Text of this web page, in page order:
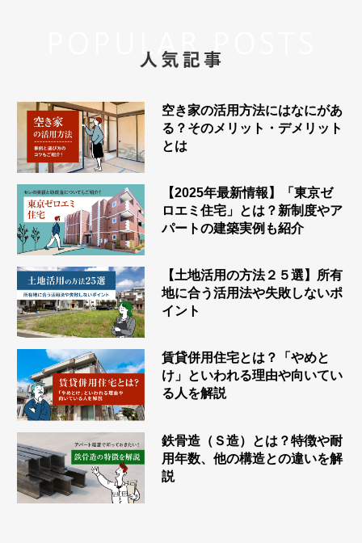
空き家の活用方法にはなにがあ
る？そのメリット・デメリット
とは
【2025年最新情報】「東京ゼ
ロエミ住宅」とは？新制度やア
パートの建築実例も紹介
【土地活用の方法２５選】所有
地に合う活用法や失敗しないポ
イント
賃貸併用住宅とは？「やめと
け」といわれる理由や向いてい
る人を解説
鉄骨造（Ｓ造）とは？特徴や耐
用年数、他の構造との違いを解
説